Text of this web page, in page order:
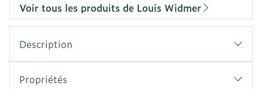
Voir tous les produits de Louis Widmer
Description
Propriétés